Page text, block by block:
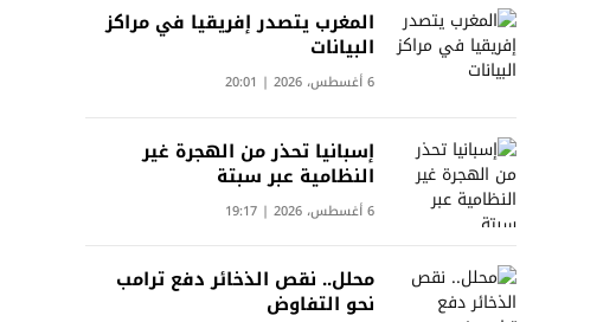
المغرب يتصدر إفريقيا في مراكز
البيانات
6 أغسطس، 2026 | 20:01
إسبانيا تحذر من الهجرة غير
النظامية عبر سبتة
6 أغسطس، 2026 | 19:17
محلل.. نقص الذخائر دفع ترامب
نحو التفاوض